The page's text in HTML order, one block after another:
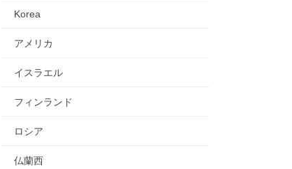
Korea
アメリカ
イスラエル
フィンランド
ロシア
仏蘭西